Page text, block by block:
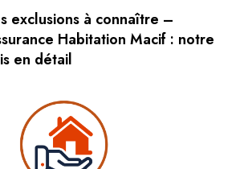
exclusions à connaître –
Habitation Macif : notre
en détail